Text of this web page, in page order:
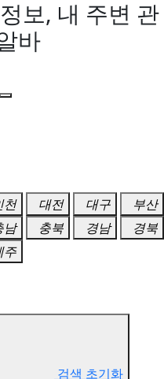
보, 내 주변 관
바
천 대전 대구
부산
남 충북 경남
경북
주
검색 초기화